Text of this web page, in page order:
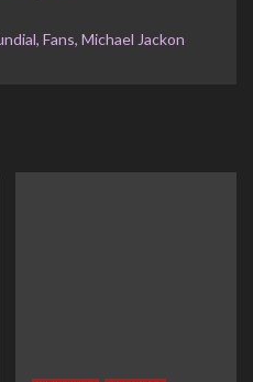
, Fans, Michael Jackon